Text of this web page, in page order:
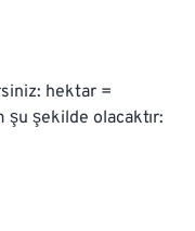
hektar =
şekilde olacaktır: